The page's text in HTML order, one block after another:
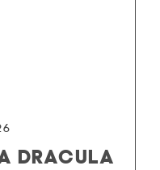
DRACULA